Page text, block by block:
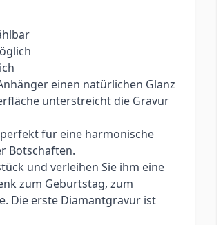
einen natürlichen Glanz
unterstreicht die Gravur
für eine harmonische
Botschaften.
und verleihen Sie ihm eine
zum Geburtstag, zum
Die erste Diamantgravur ist